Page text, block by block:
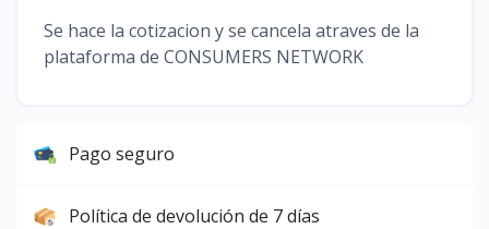
Se hace la cotizacion y se cancela atraves de la
plataforma de CONSUMERS NETWORK
Pago seguro
Política de devolución de 7 días